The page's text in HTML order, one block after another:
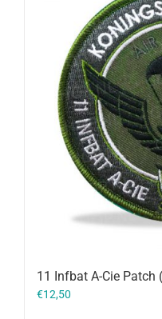
11 Infbat A-Cie
€12,50